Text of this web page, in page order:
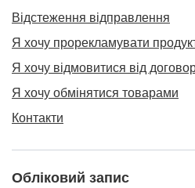
Відстеження відправлення
Я хочу прорекламувати
Я хочу відмовитися від
Я хочу обмінятися товарами
Контакти
Обліковий запис